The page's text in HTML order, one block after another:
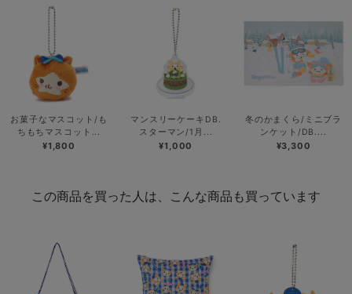
お菓子なマスコット/も
ちもちマスコット...
¥1,800
マンスリーケーキDB.
スターマン/1月...
¥1,000
冬のかまくら/ミニブラ
ンケット/DB....
¥3,300
この商品を買った人は、こんな商品も買っています